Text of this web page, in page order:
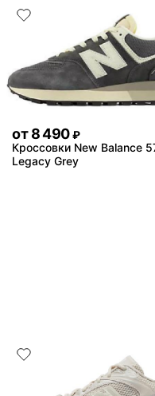
от 8 490 ₽
Кроссовки New Balance
Legacy Grey